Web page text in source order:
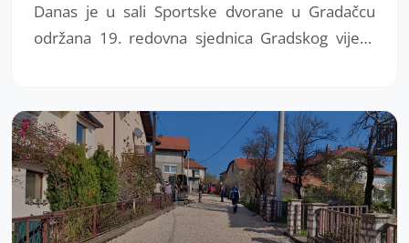
Danas je u sali Sportske dvorane u Gradačcu
održana 19. redovna sjednica Gradskog vijeća